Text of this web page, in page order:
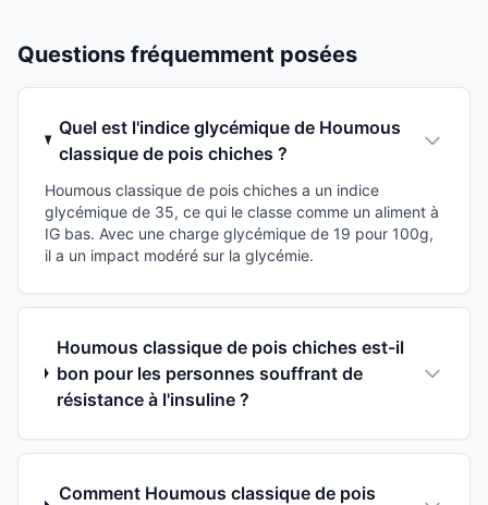
Questions fréquemment posées
Quel est l'indice glycémique de Houmous
classique de pois chiches ?
Houmous classique de pois chiches a un indice
glycémique de 35, ce qui le classe comme un aliment à
IG bas. Avec une charge glycémique de 19 pour 100g,
il a un impact modéré sur la glycémie.
Houmous classique de pois chiches est-il
bon pour les personnes souffrant de
résistance à l'insuline ?
Comment Houmous classique de pois